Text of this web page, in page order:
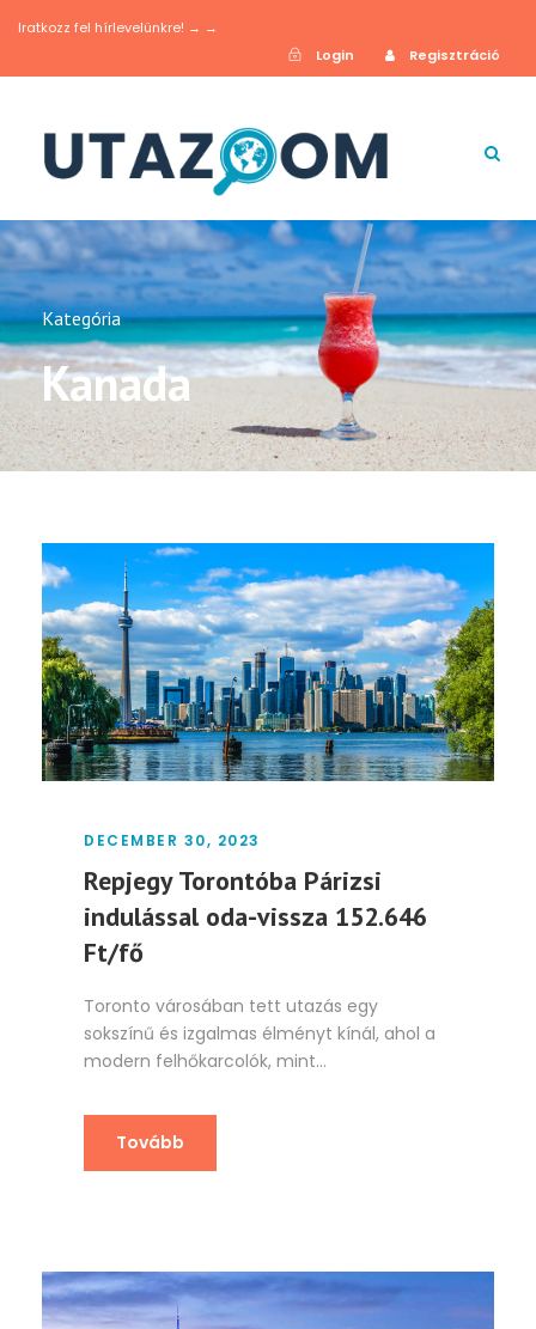
Iratkozz fel hírlevelünkre! → →
Login
Regisztráció
Kategória
Kanada
DECEMBER 30, 2023
Repjegy Torontóba Párizsi
indulással oda-vissza 152.646
Ft/fő
Toronto városában tett utazás egy
sokszínű és izgalmas élményt kínál, ahol a
modern felhőkarcolók, mint...
Tovább